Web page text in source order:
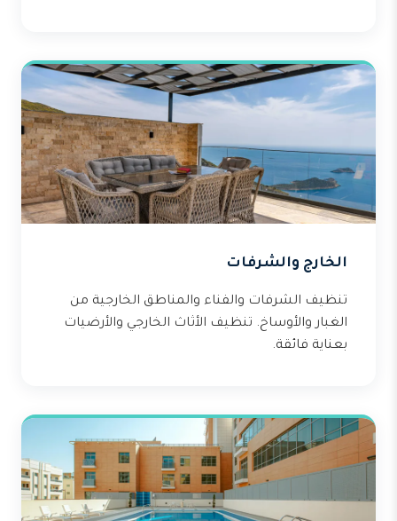
الخارج والشرفات
تنظيف الشرفات والفناء والمناطق الخارجية من
الغبار والأوساخ. تنظيف الأثاث الخارجي والأرضيات
بعناية فائقة.